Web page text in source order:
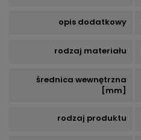
opis dodatkowy
rodzaj materiału
średnica wewnętrzna
[mm]
rodzaj produktu